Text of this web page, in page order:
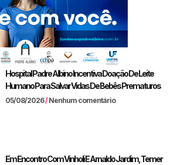
Hospital Padre Albino Incentiva Doação De Leite
Humano Para Salvar Vidas De Bebês Prematuros
05/08/2026 Nenhum comentário
Em Encontro Com Vinholi E Arnaldo Jardim, Temer